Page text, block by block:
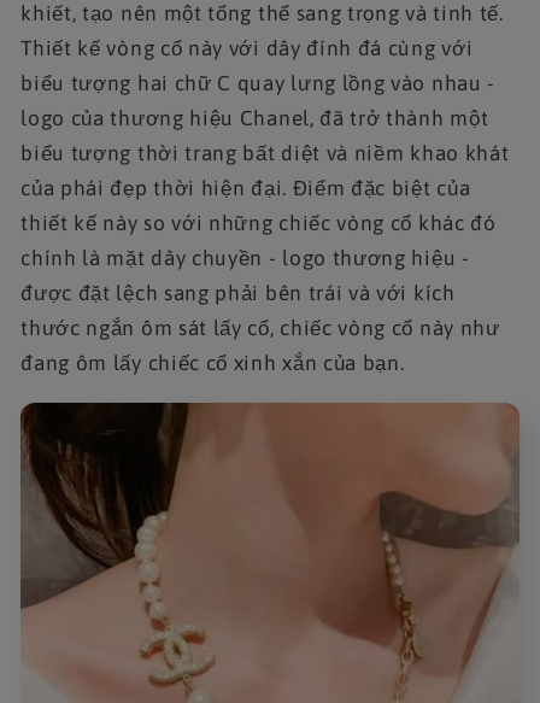
khiết, tạo nên một tổng thể sang trọng và tinh tế.
Thiết kế vòng cổ này với dây đính đá cùng với
biểu tượng hai chữ C quay lưng lồng vào nhau -
logo của thương hiệu Chanel, đã trở thành một
biểu tượng thời trang bất diệt và niềm khao khát
của phái đẹp thời hiện đại. Điểm đặc biệt của
thiết kế này so với những chiếc vòng cổ khác đó
chính là mặt dây chuyền - logo thương hiệu -
được đặt lệch sang phải bên trái và với kích
thước ngắn ôm sát lấy cổ, chiếc vòng cổ này như
đang ôm lấy chiếc cổ xinh xắn của bạn.